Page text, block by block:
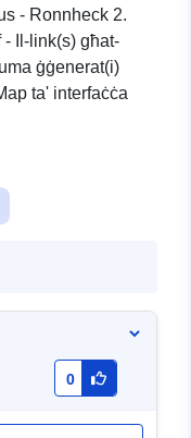
- Ronnheck 2.
Il-link(s) għat-
ġġenerat(i)
ta' interfaċċa
0